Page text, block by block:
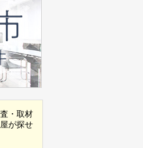
・取材
が探せ